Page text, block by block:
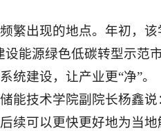
繁出现的地点。年初，
能源绿色低碳转型示范
统建设，让产业更“净”。
能技术学院副院长杨鑫
续可以更快更好地为当地